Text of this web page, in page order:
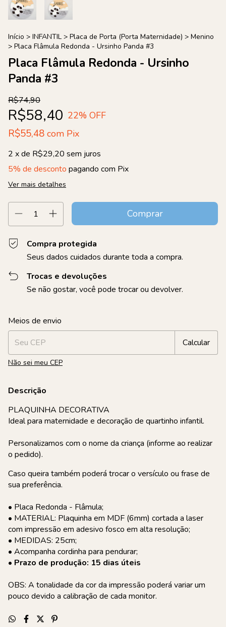
Início > INFANTIL > Placa de Porta (Porta Maternidade) > Menino
> Placa Flâmula Redonda - Ursinho Panda #3
Placa Flâmula Redonda - Ursinho
Panda #3
R$74,90
R$58,40 22% OFF
R$55,48 com Pix
2 x de R$29,20 sem juros
5% de desconto pagando com Pix
Ver mais detalhes
Compra protegida
Seus dados cuidados durante toda a compra.
Trocas e devoluções
Se não gostar, você pode trocar ou devolver.
Entregas para o CEP:
Meios de envio
Calcular
Não sei meu CEP
Descrição
PLAQUINHA DECORATIVA
Ideal para maternidade e decoração de quartinho infantil.
Personalizamos com o nome da criança (informe ao realizar
o pedido).
Caso queira também poderá trocar o versículo ou frase de
sua preferência.
• Placa Redonda - Flâmula;
• MATERIAL: Plaquinha em MDF (6mm) cortada a laser
com impressão em adesivo fosco em alta resolução;
• MEDIDAS: 25cm;
• Acompanha cordinha para pendurar;
• Prazo de produção: 15 dias úteis
OBS: A tonalidade da cor da impressão poderá variar um
pouco devido a calibração de cada monitor.